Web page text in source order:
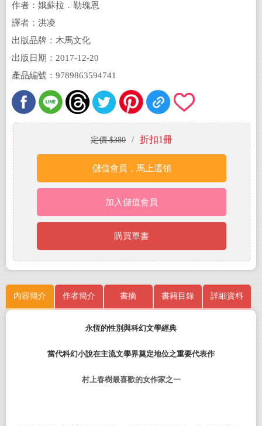
作者：娥蘇拉．勒瑰恩
譯者：洪凌
出版品牌：木馬文化
出版日期：2017-12-20
產品編號：9789863594741
定價 $380 / 折扣1冊
儲值會員，馬上選領
加入儲值會員
購買單書
內容簡介 作者簡介 書摘 書籍目錄 詳細資料
永恆的性別與科幻文學經典
當代科幻小說在主流文學界奠定地位之重要代表作
村上春樹最喜歡的女作家之一